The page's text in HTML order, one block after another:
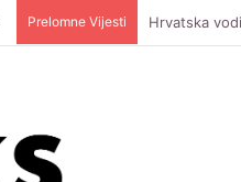
Prelomne Vijesti Hrvatska